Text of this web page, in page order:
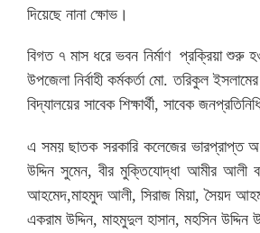
দিয়েছে নানা ক্ষোভ।
বিগত ৭ মাস ধরে ভবন নির্মাণ প্রক্রিয়া শুরু
উপজেলা নির্বাহী কর্মকর্তা মো. তরিকুল
বিদ্যালয়ের সাবেক শিক্ষার্থী, সাবেক
এ সময় ছাতক সরকারি কলেজের ভারপ্রাপ্ত
উদ্দিন সুমেন, বীর মুক্তিযোদ্ধা আমীর আলী
আহমেদ,মাহমুদ আলী, সিরাজ মিয়া, সৈয়দ
একরাম উদ্দিন, মাহমুদুল হাসান, মহসিন উদ্দিন